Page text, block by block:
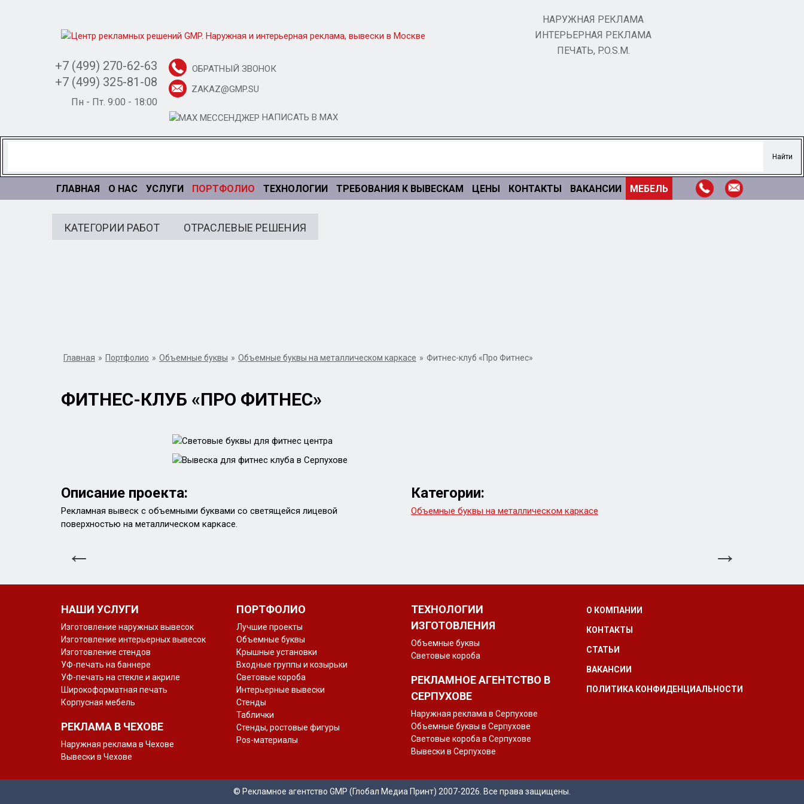
НАРУЖНАЯ РЕКЛАМА
ИНТЕРЬЕРНАЯ РЕКЛАМА
ПЕЧАТЬ, P.O.S.M.
+7 (499) 270-62-63
+7 (499) 325-81-08
Пн - Пт. 9:00 - 18:00
ОБРАТНЫЙ ЗВОНОК
ZAKAZ@GMP.SU
НАПИСАТЬ В MAX
ГЛАВНАЯ О НАС УСЛУГИ ПОРТФОЛИО ТЕХНОЛОГИИ ТРЕБОВАНИЯ К ВЫВЕСКАМ ЦЕНЫ КОНТАКТЫ ВАКАНСИИ МЕБЕЛЬ
КАТЕГОРИИ РАБОТ ОТРАСЛЕВЫЕ РЕШЕНИЯ
Главная » Портфолио » Объемные буквы » Объемные буквы на металлическом каркасе » Фитнес-клуб «Про Фитнес»
ФИТНЕС-КЛУБ «ПРО ФИТНЕС»
Описание проекта:
Рекламная вывеск с объемными буквами со светящейся лицевой
поверхностью на металлическом каркасе.
Категории:
Объемные буквы на металлическом каркасе
НАШИ УСЛУГИ
Изготовление наружных вывесок
Изготовление интерьерных вывесок
Изготовление стендов
УФ-печать на баннере
УФ-печать на стекле и акриле
Широкоформатная печать
Корпусная мебель
РЕКЛАМА В ЧЕХОВЕ
Наружная реклама в Чехове
Вывески в Чехове
ПОРТФОЛИО
Лучшие проекты
Объемные буквы
Крышные установки
Входные группы и козырьки
Световые короба
Интерьерные вывески
Стенды
Таблички
Стенды, ростовые фигуры
Pos-материалы
ТЕХНОЛОГИИ
ИЗГОТОВЛЕНИЯ
Объемные буквы
Световые короба
РЕКЛАМНОЕ АГЕНТСТВО В
СЕРПУХОВЕ
Наружная реклама в Серпухове
Объемные буквы в Серпухове
Световые короба в Серпухове
Вывески в Серпухове
О КОМПАНИИ
КОНТАКТЫ
СТАТЬИ
ВАКАНСИИ
ПОЛИТИКА КОНФИДЕНЦИАЛЬНОСТИ
© Рекламное агентство GMP (Глобал Медиа Принт) 2007-2026. Все права защищены.